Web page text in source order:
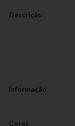
Descrição
Informação
Cores